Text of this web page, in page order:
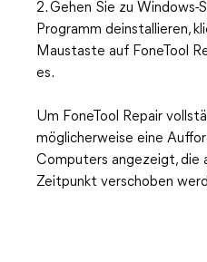
2. Gehen Sie zu
Programm deinstallieren,
Maustaste auf FoneTool
es.
Um FoneTool Repair
möglicherweise eine
Computers angezeigt, die
Zeitpunkt verschoben